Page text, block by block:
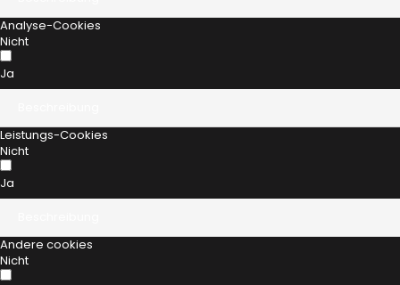
Analyse-Cookies
Nicht
Ja
Leistungs-Cookies
Nicht
Ja
Andere cookies
Nicht